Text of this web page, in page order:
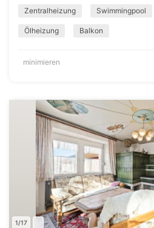
Zentralheizung Swimmingpool
Ölheizung Balkon
minimieren
1/17